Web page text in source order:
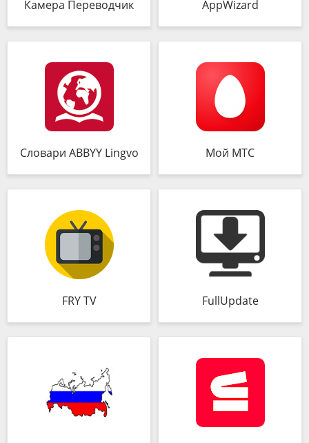
Камера Переводчик AppWizard
Словари ABBYY Lingvo Мой МТС
FRY TV FullUpdate